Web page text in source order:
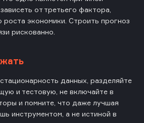
от третьего фактора,
экономики. Строить прогноз
рискованно.
данных, разделяйте
и тестовую, не включайте в
и помните, что даже лучшая
инструментом, а не истиной в